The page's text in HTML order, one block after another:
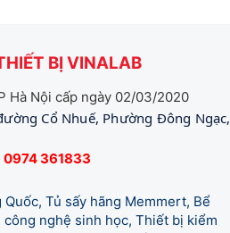
BỊ VINALAB
Hà Nội cấp ngày 02/03/2020
Cổ Nhuế, Phường Đông Ngạc,
0974 361833
Tủ sấy hãng Memmert, Bể
nghệ sinh học, Thiết bị kiểm